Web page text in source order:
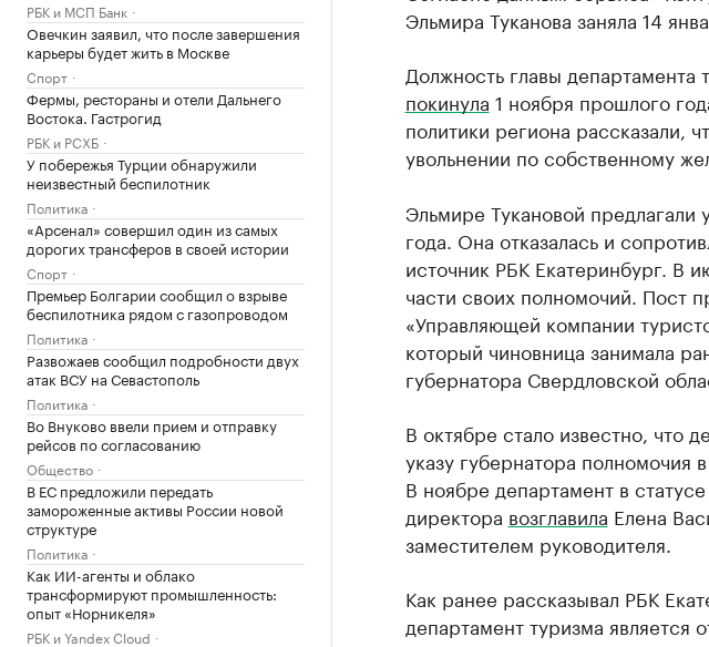
РБК и МСП Банк
Овечкин заявил, что после завершения
карьеры будет жить в Москве
Спорт
Фермы, рестораны и отели Дальнего
Востока. Гастрогид
РБК и РСХБ
У побережья Турции обнаружили
неизвестный беспилотник
Политика
«Арсенал» совершил один из самых
дорогих трансферов в своей истории
Спорт
Премьер Болгарии сообщил о взрыве
беспилотника рядом с газопроводом
Политика
Развожаев сообщил подробности двух
атак ВСУ на Севастополь
Политика
Во Внуково ввели прием и отправку
рейсов по согласованию
Общество
В ЕС предложили передать
замороженные активы России новой
структуре
Политика
Как ИИ-агенты и облако
трансформируют промышленность:
опыт «Норникеля»
РБК и Yandex Cloud
Эльмира Туканова заняла 14
Должность главы департамента
покинула 1 ноября прошлого
политики региона рассказали,
увольнении по собственному
Эльмире Тукановой предлагали
года. Она отказалась и
источник РБК Екатеринбург. В
части своих полномочий. Пост
«Управляющей компании
который чиновница занимала
губернатора Свердловской
В октябре стало известно, что
указу губернатора полномочия
В ноябре департамент в
директора возглавила Елена
заместителем руководителя.
Как ранее рассказывал РБК
департамент туризма является